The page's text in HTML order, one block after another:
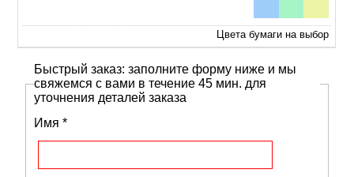
Цвета бумаги на выбор
Быстрый заказ: заполните форму ниже и мы
свяжемся с вами в течение 45 мин. для
уточнения деталей заказа
Имя *